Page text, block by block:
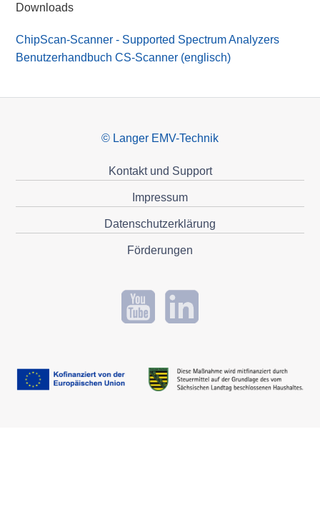
Downloads
ChipScan-Scanner - Supported Spectrum Analyzers
Benutzerhandbuch CS-Scanner (englisch)
© Langer EMV-Technik
Kontakt und Support
Impressum
Datenschutzerklärung
Förderungen